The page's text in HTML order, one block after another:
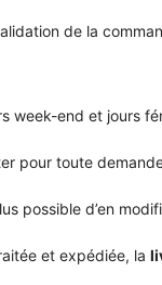
de la
week-end et jours
pour toute
possible d’en
et expédiée, la